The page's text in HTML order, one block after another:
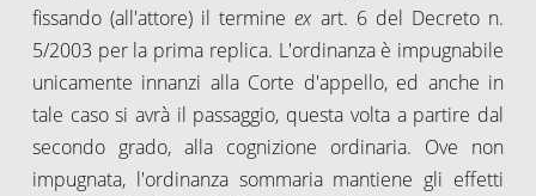
fissando (all'attore) il termineex art. 6 del Decreto n.
5/2003 per la prima replica. L'ordinanza è impugnabile
unicamente innanzi alla Corte d'appello, ed anche in
tale caso si avrà il passaggio, questa volta a partire dal
secondo grado, alla cognizione ordinaria. Ove non
impugnata, l'ordinanza sommaria mantiene gli effetti